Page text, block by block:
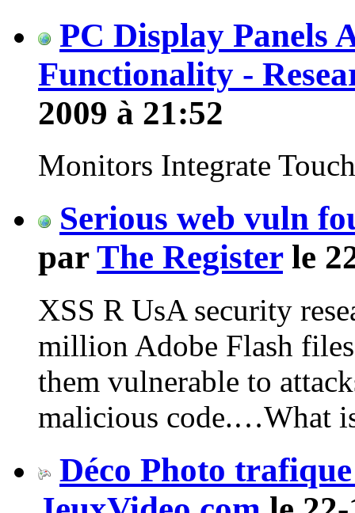
PC Display Panels
Functionality -
2009 à 21:52
Monitors Integrate
Serious web vuln
parThe Registerle
XSS R UsA security
million Adobe Flash
them vulnerable to
malicious code.…What
Déco Photo